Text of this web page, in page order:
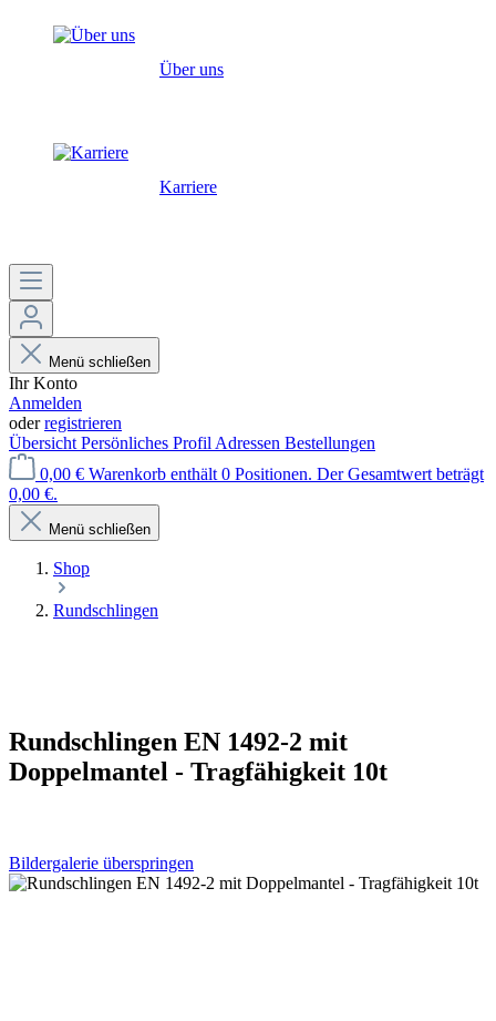
Über uns
Karriere
Menü schließen
Ihr Konto
Anmelden
oderregistrieren
Übersicht Persönliches Profil Adressen Bestellungen
0,00 € Warenkorb enthält 0 Positionen. Der Gesamtwert beträgt
0,00 €.
Menü schließen
Shop
Rundschlingen
Rundschlingen EN 1492-2 mit
Doppelmantel - Tragfähigkeit 10t
Bildergalerie überspringen